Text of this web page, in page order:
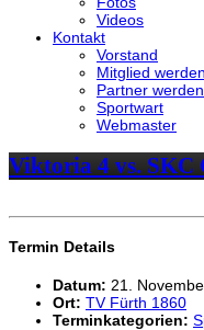
Videos
Kontakt
Vorstand
Mitglied werden
Partner werden
Sportwart
Webmaster
Viktoria 4 vs. SKC
Termin Details
Datum: 21.
Ort: TV Fürth 1860
Terminkategorien: